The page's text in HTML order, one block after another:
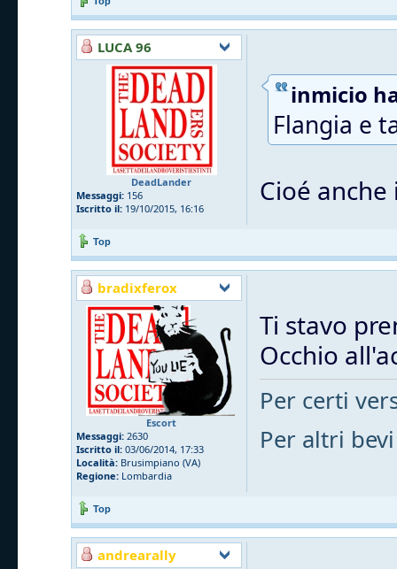
LUCA 96
DeadLander
Messaggi: 156
Iscritto il: 19/10/2015, 16:16
inmicio
Flangia e
Cioé
Top
bradixferox
Escort
Messaggi: 2630
Iscritto il: 03/06/2014, 17:33
Località: Brusimpiano (VA)
Regione: Lombardia
Ti stavo
Occhio
Per certi
Per altri bevi
Top
andrearally